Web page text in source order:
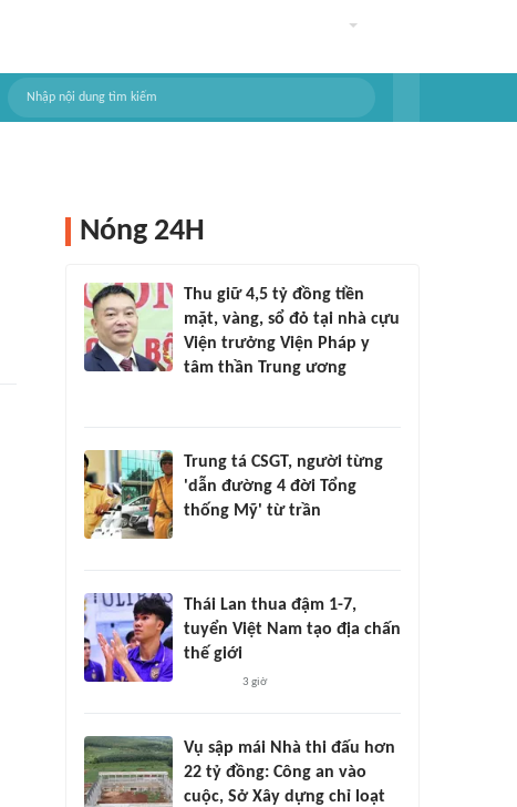
Nóng 24H
Thu giữ 4,5 tỷ đồng tiền
mặt, vàng, sổ đỏ tại nhà cựu
Viện trưởng Viện Pháp y
tâm thần Trung ương
Trung tá CSGT, người từng
'dẫn đường 4 đời Tổng
thống Mỹ' từ trần
Thái Lan thua đậm 1-7,
tuyển Việt Nam tạo địa chấn
thế giới
3 giờ
Vụ sập mái Nhà thi đấu hơn
22 tỷ đồng: Công an vào
cuộc, Sở Xây dựng chỉ loạt